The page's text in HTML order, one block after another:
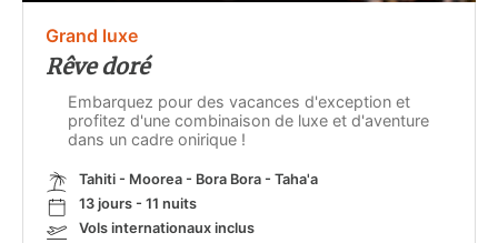
Grand luxe
Rêve doré
Embarquez pour des vacances d'exception et
profitez d'une combinaison de luxe et d'aventure
dans un cadre onirique !
Tahiti - Moorea - Bora Bora - Taha'a
13 jours - 11 nuits
Vols internationaux inclus